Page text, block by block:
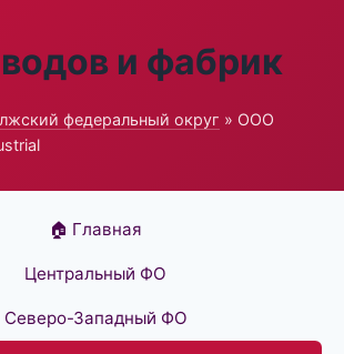
и фабрик
федеральный округ » ООО
🏠 Главная
Центральный ФО
Северо-Западный ФО